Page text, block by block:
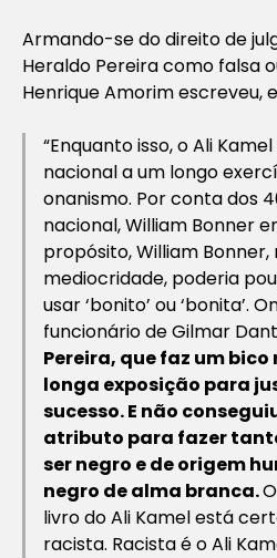
Armando-se do direito de
Heraldo Pereira como falsa
Henrique Amorim escreveu,
“Enquanto isso, o Ali
nacional a um longo
onanismo. Por conta dos
nacional, William Bonner
propósito, William Bonner,
mediocridade, poderia
usar ‘bonito’ ou ‘bonita’.
funcionário de Gilmar
Pereira, que faz um bico
longa exposição para
sucesso. E não
atributo para fazer
ser negro e de origem
negro de alma branca.
livro do Ali Kamel está
racista. Racista é o Ali